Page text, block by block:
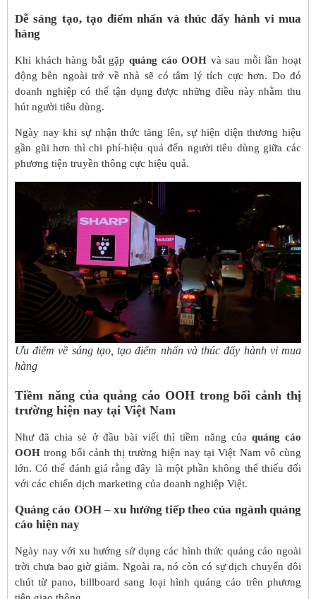
Dễ sáng tạo, tạo điểm nhấn và thúc đẩy hành vi mua
hàng
Khi khách hàng bắt gặp quảng cáo OOH và sau mỗi lần hoạt
động bên ngoài trở về nhà sẽ có tâm lý tích cực hơn. Do đó
doanh nghiệp có thể tận dụng được những điều này nhằm thu
hút người tiêu dùng.
Ngày nay khi sự nhận thức tăng lên, sự hiện diện thương hiệu
gần gũi hơn thì chi phí-hiệu quả đến người tiêu dùng giữa các
phương tiện truyền thông cực hiệu quả.
Ưu điểm về sáng tạo, tạo điểm nhấn và thúc đẩy hành vi mua
hàng
Tiềm năng của quảng cáo OOH trong bối cảnh thị
trường hiện nay tại Việt Nam
Như đã chia sẻ ở đầu bài viết thì tiềm năng của quảng cáo
OOH trong bối cảnh thị trường hiện nay tại Việt Nam vô cùng
lớn. Có thể đánh giá rằng đây là một phần không thể thiếu đối
với các chiến dịch marketing của doanh nghiệp Việt.
Quảng cáo OOH – xu hướng tiếp theo của ngành quảng
cáo hiện nay
Ngày nay với xu hướng sử dụng các hình thức quảng cáo ngoài
trời chưa bao giờ giảm. Ngoài ra, nó còn có sự dịch chuyển đôi
chút từ pano, billboard sang loại hình quảng cáo trên phương